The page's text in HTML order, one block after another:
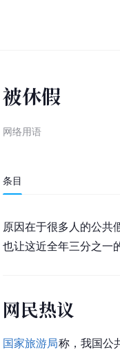
被休假
网络用语
条目
原因在于很多人的公共
也让这近全年三分之一
网民热议
国家旅游局称，我国公